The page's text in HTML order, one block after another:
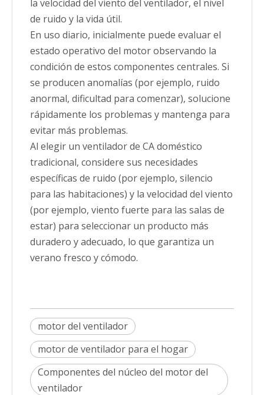
la velocidad del viento del ventilador, el nivel
de ruido y la vida útil.
En uso diario, inicialmente puede evaluar el
estado operativo del motor observando la
condición de estos componentes centrales. Si
se producen anomalías (por ejemplo, ruido
anormal, dificultad para comenzar), solucione
rápidamente los problemas y mantenga para
evitar más problemas.
Al elegir un ventilador de CA doméstico
tradicional, considere sus necesidades
específicas de ruido (por ejemplo, silencio
para las habitaciones) y la velocidad del viento
(por ejemplo, viento fuerte para las salas de
estar) para seleccionar un producto más
duradero y adecuado, lo que garantiza un
verano fresco y cómodo.
motor del ventilador
motor de ventilador para el hogar
Componentes del núcleo del motor del
ventilador